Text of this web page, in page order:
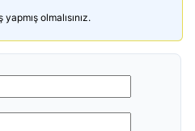
olmalısınız.